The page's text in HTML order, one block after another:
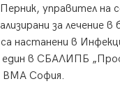
управител на
за лечение в
настанени в
в СБАЛИПБ
ВМА София.